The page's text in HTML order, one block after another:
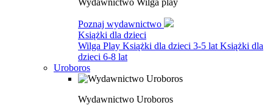
Wydawnictwo Wilga play
Poznaj wydawnictwo
Książki dla dzieci
Wilga Play Książki dla dzieci 3-5 lat Książki dla
dzieci 6-8 lat
Uroboros
Wydawnictwo Uroboros